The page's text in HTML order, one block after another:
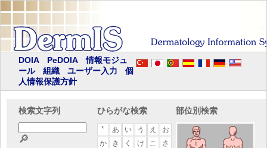
DOIA PeDOIA
情報モジュ
ール
組織 ユーザー入力
個
人情報保護方針
検索文字列
🔎
ひらがな検索
* あ い う え
お
か
き く け こ
さ
部位別検索